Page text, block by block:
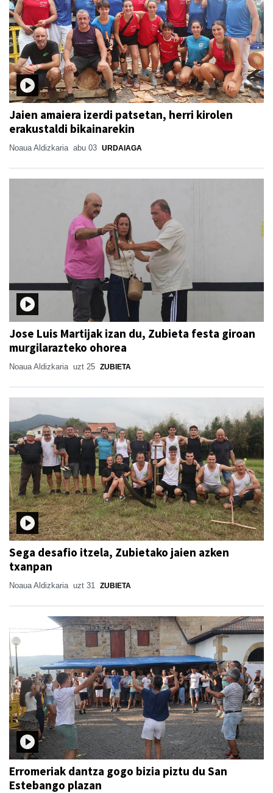
Jaien amaiera izerdi patsetan, herri kirolen
erakustaldi bikainarekin
Noaua Aldizkaria abu 03 URDAIAGA
Jose Luis Martijak izan du, Zubieta festa giroan
murgilarazteko ohorea
Noaua Aldizkaria uzt 25 ZUBIETA
Sega desafio itzela, Zubietako jaien azken
txanpan
Noaua Aldizkaria uzt 31 ZUBIETA
Erromeriak dantza gogo bizia piztu du San
Estebango plazan